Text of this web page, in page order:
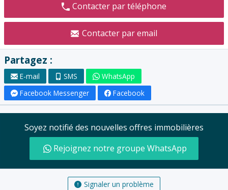
Contacter par téléphone
Contacter par email
Partagez :
E-mail SMS
WhatsApp
Facebook Messenger
Facebook
Soyez notifié des nouvelles offres immobilières
Rejoignez notre groupe WhatsApp
Signaler un problème